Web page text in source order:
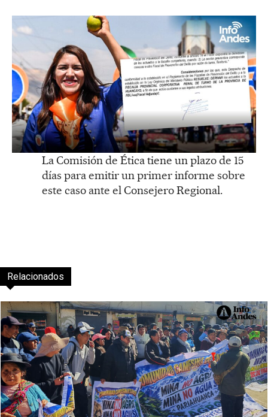
La Comisión de Ética tiene un plazo de 15
días para emitir un primer informe sobre
este caso ante el Consejero Regional.
Relacionados